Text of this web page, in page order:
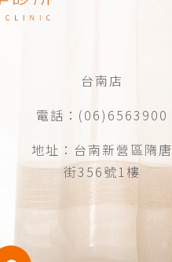
台南店
電話：(06)6563900
地址：台南新營區隋唐
街356號1樓